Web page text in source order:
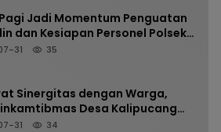
Jadi Momentum Penguatan
dan Kesiapan Personel Polsek
31 35
Sinergitas dengan Warga,
Desa Kalipucang
Milangkala Desa ke-
31 34